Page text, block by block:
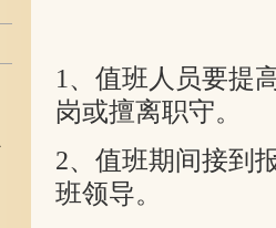
1 、值班人员要提
岗或擅离职守。
2、值班期间接到
班领导。